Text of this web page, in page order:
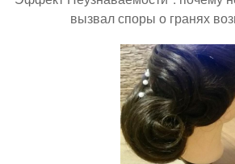
вызвал споры о гранях